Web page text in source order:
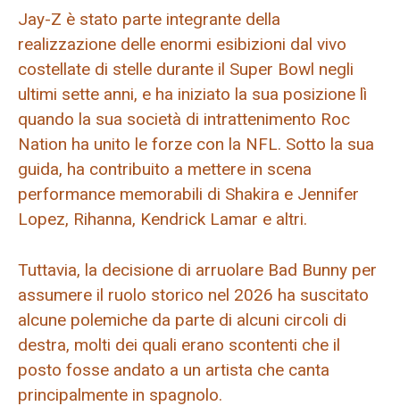
Jay-Z è stato parte integrante della
realizzazione delle enormi esibizioni dal vivo
costellate di stelle durante il Super Bowl negli
ultimi sette anni, e ha iniziato la sua posizione lì
quando la sua società di intrattenimento Roc
Nation ha unito le forze con la NFL. Sotto la sua
guida, ha contribuito a mettere in scena
performance memorabili di Shakira e Jennifer
Lopez, Rihanna, Kendrick Lamar e altri.
Tuttavia, la decisione di arruolare Bad Bunny per
assumere il ruolo storico nel 2026 ha suscitato
alcune polemiche da parte di alcuni circoli di
destra, molti dei quali erano scontenti che il
posto fosse andato a un artista che canta
principalmente in spagnolo.